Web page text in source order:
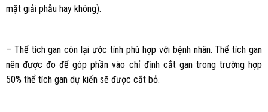
mặt giải phẫu hay không).
– Thể tích gan còn lại ước tính phù hợp với bệnh nhân. Thể tích gan
nên được đo để góp phần vào chỉ định cắt gan trong trường hợp
50% thể tích gan dự kiến sẽ được cắt bỏ.